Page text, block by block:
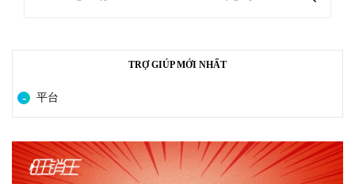
TRỢ GIÚP MỚI NHẤT
平台